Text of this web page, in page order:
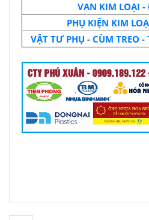
VAN KIM LOẠI
PHỤ KIỆN KIM
VẬT TƯ PHỤ - CÙM TREO -